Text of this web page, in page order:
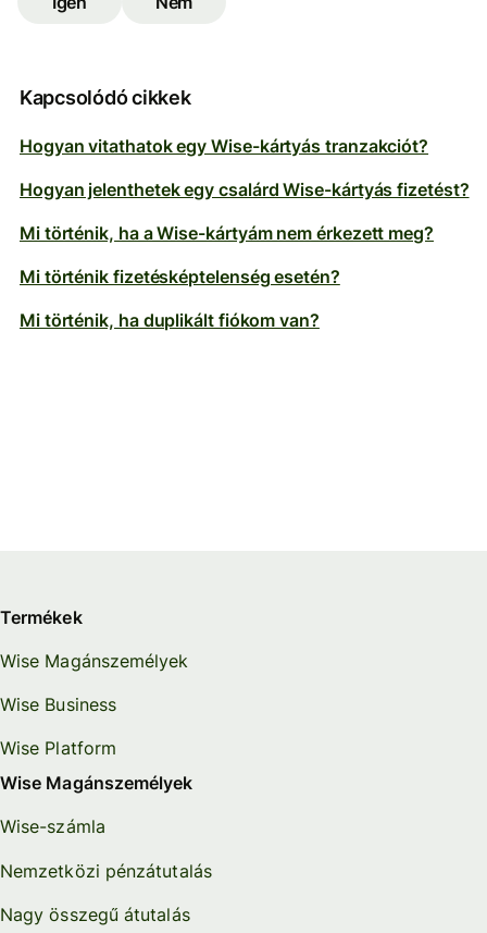
Kapcsolódó cikkek
Hogyan vitathatok egy Wise-kártyás tranzakciót?
Hogyan jelenthetek egy csalárd Wise-kártyás fizetést?
Mi történik, ha a Wise-kártyám nem érkezett meg?
Mi történik fizetésképtelenség esetén?
Mi történik, ha duplikált fiókom van?
Termékek
Wise Magánszemélyek
Wise Business
Wise Platform
Wise Magánszemélyek
Wise-számla
Nemzetközi pénzátutalás
Nagy összegű átutalás